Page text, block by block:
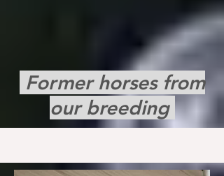
Former horses from
our breeding